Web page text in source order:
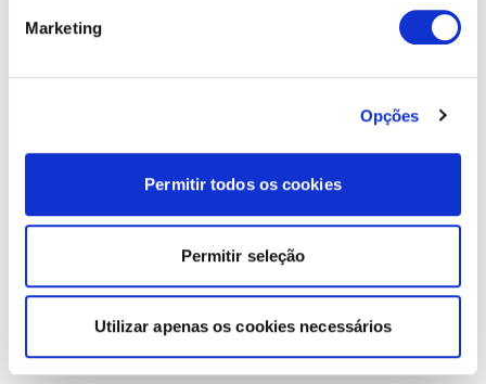
Marketing
Opções
Permitir todos os cookies
Permitir seleção
Utilizar apenas os cookies necessários